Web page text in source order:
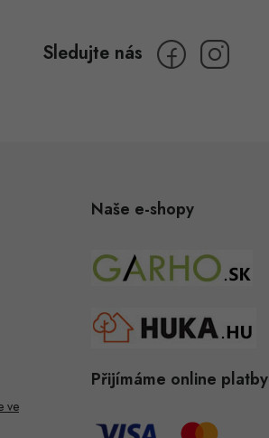
ve
Naše e-shopy
Přijímáme online platby